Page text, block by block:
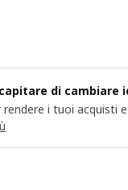
di cambiare
rendere i tuoi acquisti